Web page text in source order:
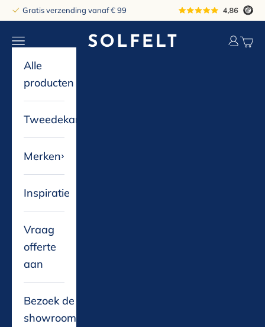
Naar inhoudGratis verzending vanaf € 99
solfelt
Navigatiemenu openen
Alle
producten
Tweedekans
Merken
Inspiratie
Vraag
offerte
aan
Bezoek de
showroom